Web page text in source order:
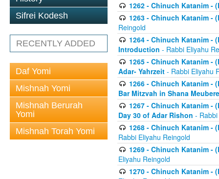
Sifrei Kodesh
RECENTLY ADDED
Daf Yomi
Mishnah Yomi
Mishnah Berurah
Yomi
Mishnah Torah Yomi
1262 - Chinuch Katanim -
1263 - Chinuch Katanim -
Reingold
1264 - Chinuch Katanim -
Introduction - Rabbi Eliyahu
1265 - Chinuch Katanim -
Adar- Yahrzeit - Rabbi Eliyahu
1266 - Chinuch Katanim -
Bar Mitzvah in Shana
1267 - Chinuch Katanim -
Day 30 of Adar Rishon -
1268 - Chinuch Katanim -
Rabbi Eliyahu Reingold
1269 - Chinuch Katanim -
Eliyahu Reingold
1270 - Chinuch Katanim -